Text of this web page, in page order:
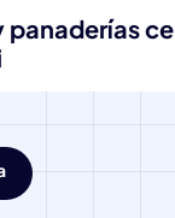
panaderías